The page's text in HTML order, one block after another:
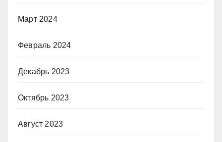
Март 2024
Февраль 2024
Декабрь 2023
Октябрь 2023
Август 2023